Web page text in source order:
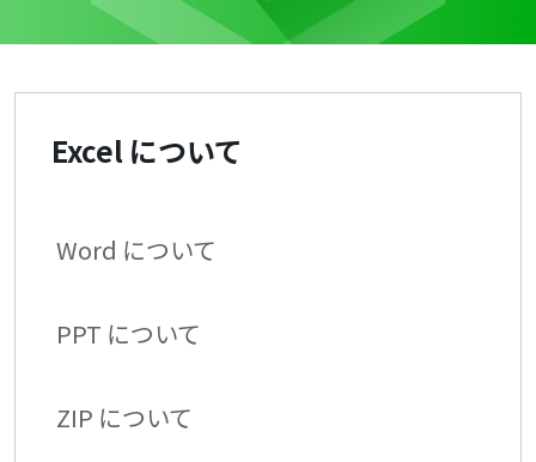
Excel について
Word について
PPT について
ZIP について